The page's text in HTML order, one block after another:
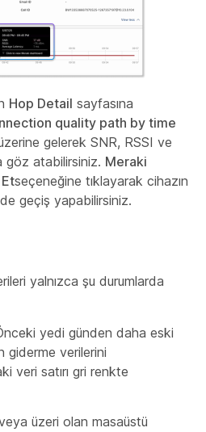
Hop Detail sayfasına
quality path by time
gelerek SNR, RSSI ve
göz atabilirsiniz. Meraki
seçeneğine tıklayarak cihazın
geçiş yapabilirsiniz.
yalnızca şu durumlarda
yedi günden daha eski
giderme verilerini
veri satırı gri renkte
üzeri olan masaüstü